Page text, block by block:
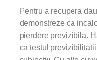
Pentru a recupera
demonstreze ca
pierdere previzibila.
ca testul